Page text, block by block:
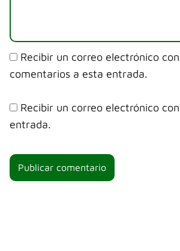
Recibir un correo electrónico
comentarios a esta entrada.
Recibir un correo electrónico
entrada.